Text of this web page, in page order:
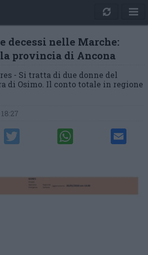
decessi nelle Marche:
provincia di Ancona
- Si tratta di due donne del
di Osimo. Il conto totale in regione